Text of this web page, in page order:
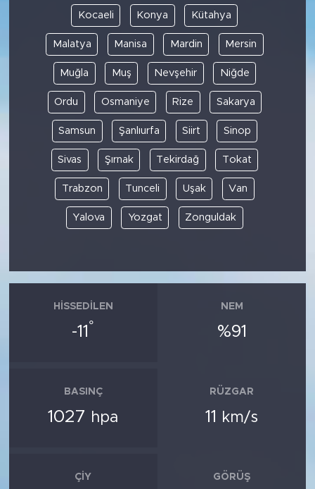
Kocaeli Konya Kütahya
Malatya Manisa Mardin Mersin
Muğla Muş Nevşehir Niğde
Ordu Osmaniye Rize Sakarya
Samsun Şanlıurfa Siirt Sinop
Sivas Şırnak Tekirdağ Tokat
Trabzon Tunceli Uşak Van
Yalova Yozgat Zonguldak
HISSEDILEN
-11 °
NEM
%91
BASINÇ
1027 hpa
RÜZGAR
11 km/s
ÇIY GÖRÜŞ